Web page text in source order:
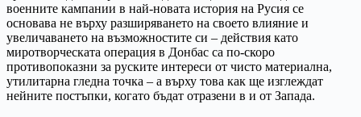
военните кампании в най-новата история на Русия се
основава не върху разширяването на своето влияние и
увеличаването на възможностите си – действия като
миротворческата операция в Донбас са по-скоро
противопоказни за руските интереси от чисто материална,
утилитарна гледна точка – а върху това как ще изглеждат
нейните постъпки, когато бъдат отразени в и от Запада.